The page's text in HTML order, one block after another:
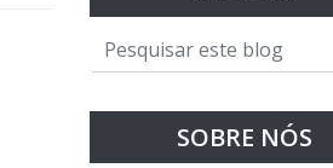
SOBRE NÓS